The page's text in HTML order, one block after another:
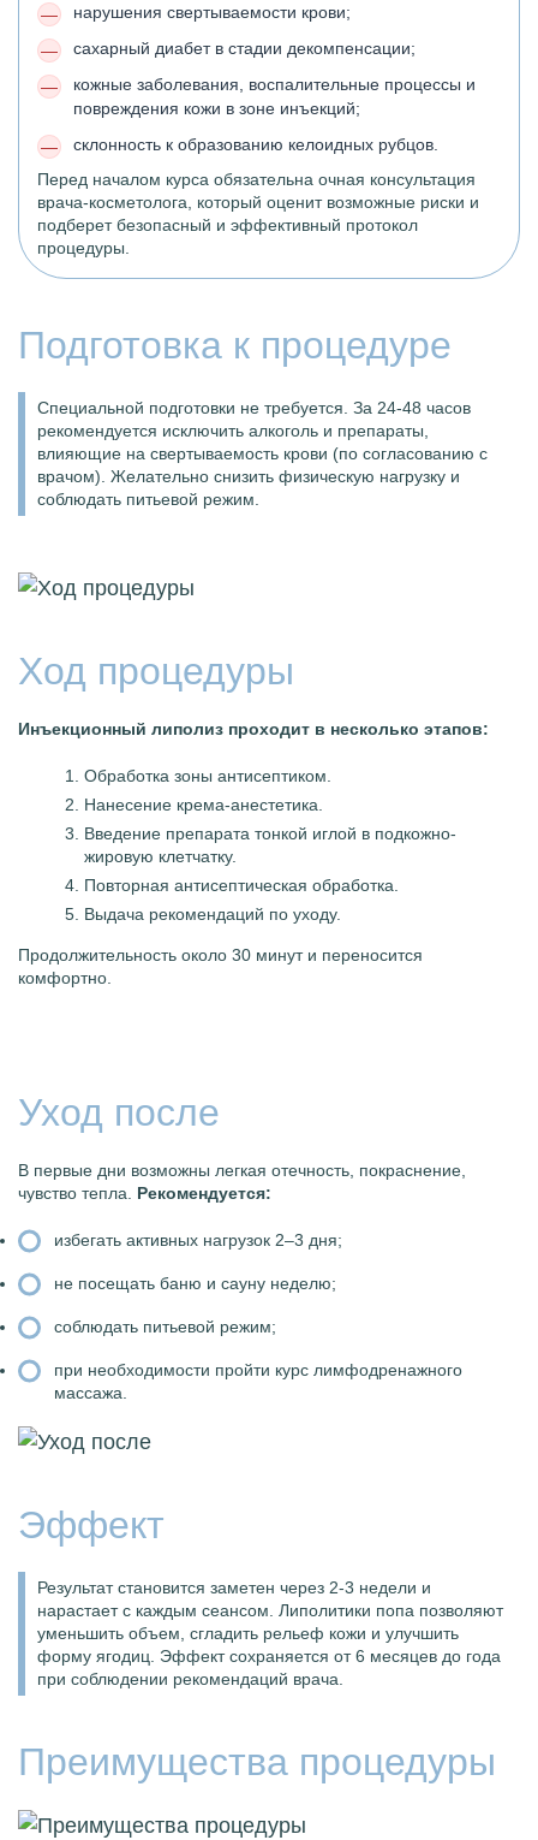
нарушения свертываемости крови;
сахарный диабет в стадии декомпенсации;
кожные заболевания, воспалительные процессы и
повреждения кожи в зоне инъекций;
склонность к образованию келоидных рубцов.
Перед началом курса обязательна очная консультация
врача-косметолога, который оценит возможные риски и
подберет безопасный и эффективный протокол
процедуры.
Подготовка к процедуре
Специальной подготовки не требуется. За 24-48 часов
рекомендуется исключить алкоголь и препараты,
влияющие на свертываемость крови (по согласованию с
врачом). Желательно снизить физическую нагрузку и
соблюдать питьевой режим.
Ход процедуры
Инъекционный липолиз проходит в несколько этапов:
Обработка зоны антисептиком.
Нанесение крема-анестетика.
Введение препарата тонкой иглой в подкожно-
жировую клетчатку.
Повторная антисептическая обработка.
Выдача рекомендаций по уходу.
Продолжительность около 30 минут и переносится
комфортно.
Уход после
В первые дни возможны легкая отечность, покраснение,
чувство тепла. Рекомендуется:
избегать активных нагрузок 2–3 дня;
не посещать баню и сауну неделю;
соблюдать питьевой режим;
при необходимости пройти курс лимфодренажного
массажа.
Эффект
Результат становится заметен через 2-3 недели и
нарастает с каждым сеансом. Липолитики попа позволяют
уменьшить объем, сгладить рельеф кожи и улучшить
форму ягодиц. Эффект сохраняется от 6 месяцев до года
при соблюдении рекомендаций врача.
Преимущества процедуры